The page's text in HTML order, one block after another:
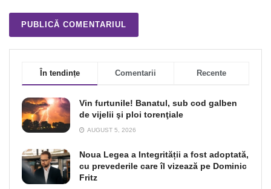
În tendințe Comentarii Recente
Vin furtunile! Banatul, sub cod galben
de vijelii şi ploi torenţiale
AUGUST 5, 2026
Noua Legea a Integrității a fost adoptată,
cu prevederile care îl vizează pe Dominic
Fritz